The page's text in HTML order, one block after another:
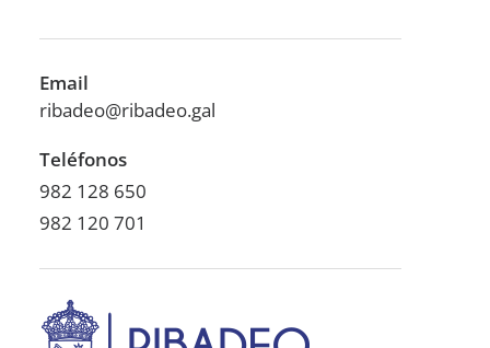
Email
ribadeo@ribadeo.gal
Teléfonos
982 128 650
982 120 701
impliquen en facer as obras con vistas ao futuro
e non só para o presente”.
Horacio Cupeiro manifesta que hai técnicas
alternativas de evacuación que se están a utilizar
a nivel internacional, pero que serían moi
costosas para Ribadeo. Pon como exemplos “a
botar cemento e unha destas técnicas di que é